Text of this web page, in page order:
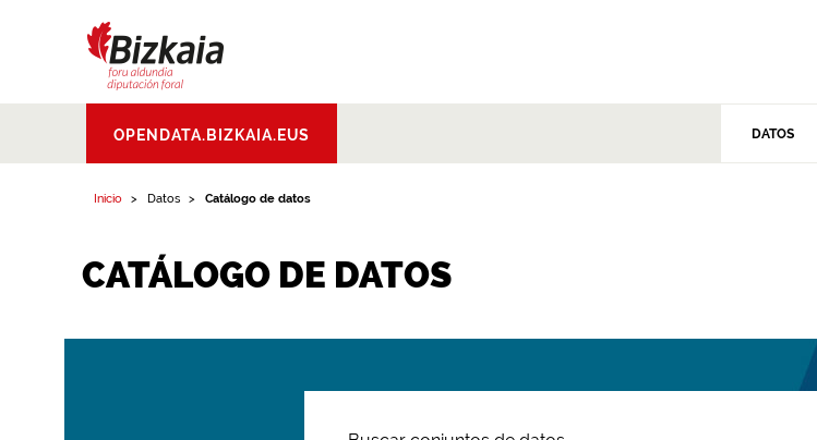
Aldundia.Diputacion
Foral de Bizkaia
OPENDATA.BIZKAIA.EUS DATOS
Inicio Datos Catálogo de datos
CATÁLOGO DE DATOS